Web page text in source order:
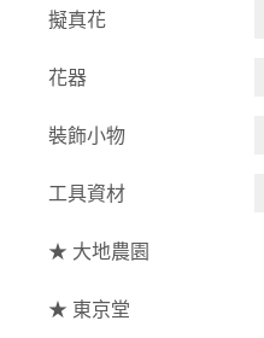
- 其他
玫瑰
大玫瑰
索拉花(有花莖)
- 莉朵獨家水染
- 大地農園
索拉花(僅花頭)
原色
擬真花
盆栽⧸成品
綜合花束
葉材⧸藤蔓
枝條
花器
小型花器
中大型花器
捧花架⧸吊架
裝飾小物
裝飾⧸擺飾
花插
工具資材
工具⧸型錄
資材
★ 大地農園
★ 東京堂